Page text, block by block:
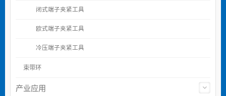
闭式端子夹紧工具
欧式端子夹紧工具
冷压端子夹紧工具
束带环
产业应用